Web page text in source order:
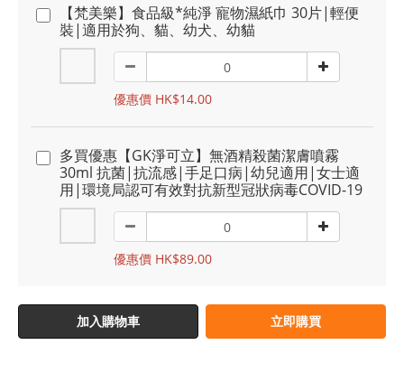
【梵美樂】食品級*純淨 寵物濕紙巾 30片|輕便
裝|適用於狗、貓、幼犬、幼貓
優惠價 HK$14.00
多買優惠【GK淨可立】無酒精殺菌潔膚噴霧
30ml 抗菌|抗流感|手足口病|幼兒適用|女士適
用|環境局認可有效對抗新型冠狀病毒COVID-19
優惠價 HK$89.00
加入購物車 立即購買